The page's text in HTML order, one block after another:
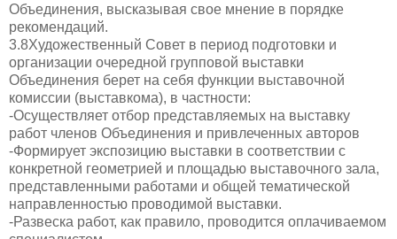
Объединения, высказывая свое мнение в порядке
рекомендаций.
3.8Художественный Совет в период подготовки и
организации очередной групповой выставки
Объединения берет на себя функции выставочной
комиссии (выставкома), в частности:
-Осуществляет отбор представляемых на выставку
работ членов Объединения и привлеченных авторов
-Формирует экспозицию выставки в соответствии с
конкретной геометрией и площадью выставочного зала,
представленными работами и общей тематической
направленностью проводимой выставки.
-Развеска работ, как правило, проводится оплачиваемом